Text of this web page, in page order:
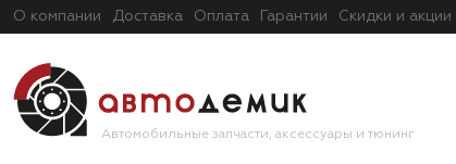
О компании Доставка Оплата Гарантии Скидки и акции
Автомобильные запчасти, аксессуары и тюнинг